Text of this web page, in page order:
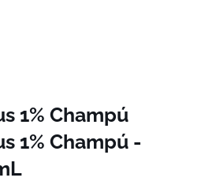
1% Champú
1% Champú -